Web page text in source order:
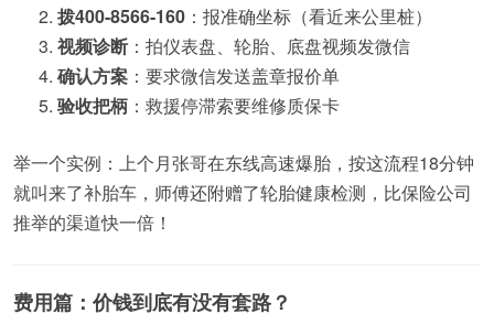
拨400-8566-160 ：报准确坐标（看近来公里桩）
视频诊断 ：拍仪表盘、轮胎、底盘视频发微信
确认方案 ：要求微信发送盖章报价单
验收把柄 ：救援停滞索要维修质保卡
举一个实例：上个月张哥在东线高速爆胎，按这流程18分钟
就叫来了补胎车，师傅还附赠了轮胎健康检测，比保险公司
推举的渠道快一倍！
费用篇：价钱到底有没有套路？